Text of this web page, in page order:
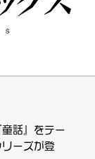
話』をテー
ーズが登